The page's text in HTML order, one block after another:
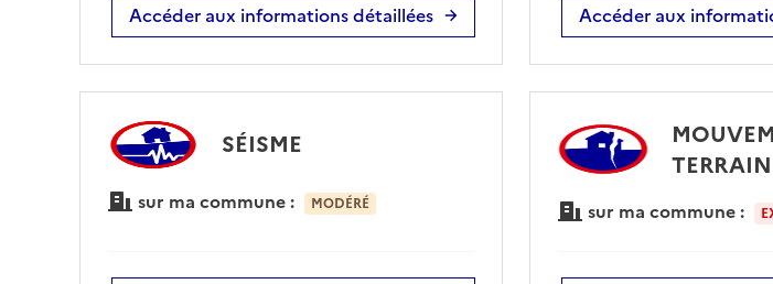
Accéder aux informations détaillées Accéder aux
SÉISME
sur ma commune : MODÉRÉ
TERRAIN
sur ma commune :